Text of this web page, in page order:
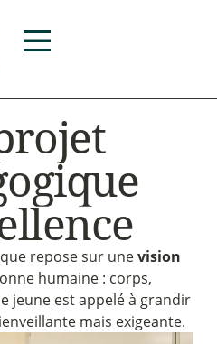
rojet
ogique
llence
repose sur unevision
humaine : corps,
jeune est appelé à grandir
mais exigeante.